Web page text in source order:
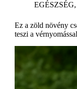
EGÉSZSÉG,
Ez a zöld növény
teszi a